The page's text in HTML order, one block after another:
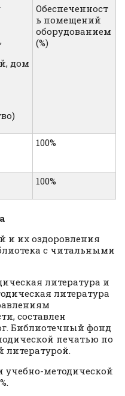
дом
Обеспеченност
ь помещений
оборудованием
(%)
100%
100%
и их оздоровления
с читальными
литература и
литература
составлен
Библиотечный фонд
печатью по
литературой.
учебно-методической